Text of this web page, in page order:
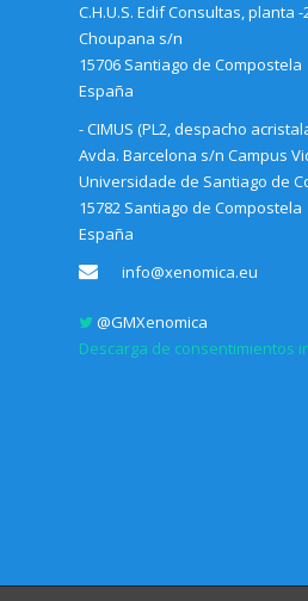
C.H.U.S. Edif Consultas, planta -
Choupana s/n
15706 Santiago de Compostela
España
- CIMUS (PL2, despacho
Avda. Barcelona s/n Campus
Universidade de Santiago de
15782 Santiago de Compostela
España
info@xenomica.eu
@GMXenomica
Descarga de consentimientos